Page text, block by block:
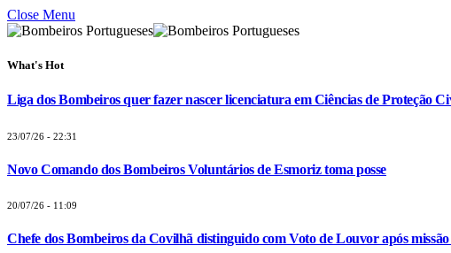
Close Menu
What's Hot
Liga dos Bombeiros quer fazer nascer licenciatura em Ciências de Proteção
23/07/26 - 22:31
Novo Comando dos Bombeiros Voluntários de Esmoriz toma posse
20/07/26 - 11:09
Chefe dos Bombeiros da Covilhã distinguido com Voto de Louvor após